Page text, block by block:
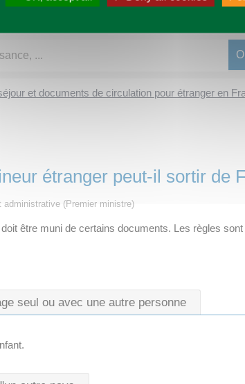
et documents de circulation pour étranger en
étranger peut-il sortir de
(Premier ministre)
être muni de certains documents. Les règles
seul ou avec une autre personne